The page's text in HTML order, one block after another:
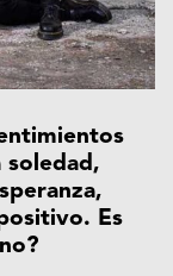
soledad,
Es